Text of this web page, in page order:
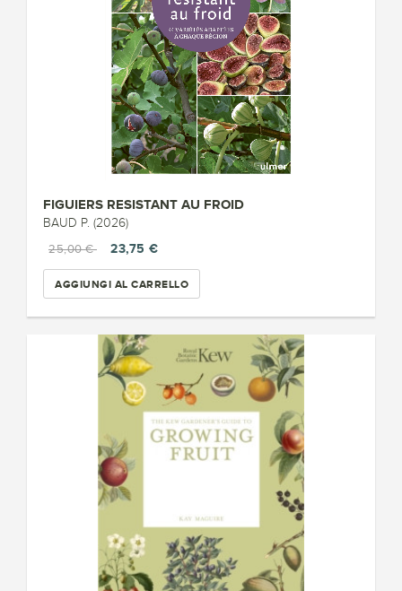
FIGUIERS RESISTANT AU FROID
BAUD P. (2026)
25,00 €
23,75 €
AGGIUNGI AL CARRELLO